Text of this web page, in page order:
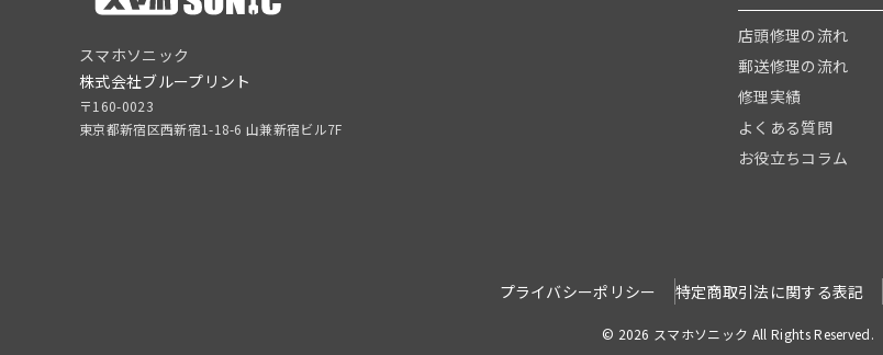
スマホソニック
株式会社ブループリント
〒160-0023
東京都新宿区西新宿1-18-6 山兼新宿ビル7F
店頭修理の流れ
郵送修理の流れ
修理実績
よくある質問
お役立ちコラム
プライバシーポリシー 特定商取引法に関する表記
© 2026 スマホソニック All Rights Reserved.